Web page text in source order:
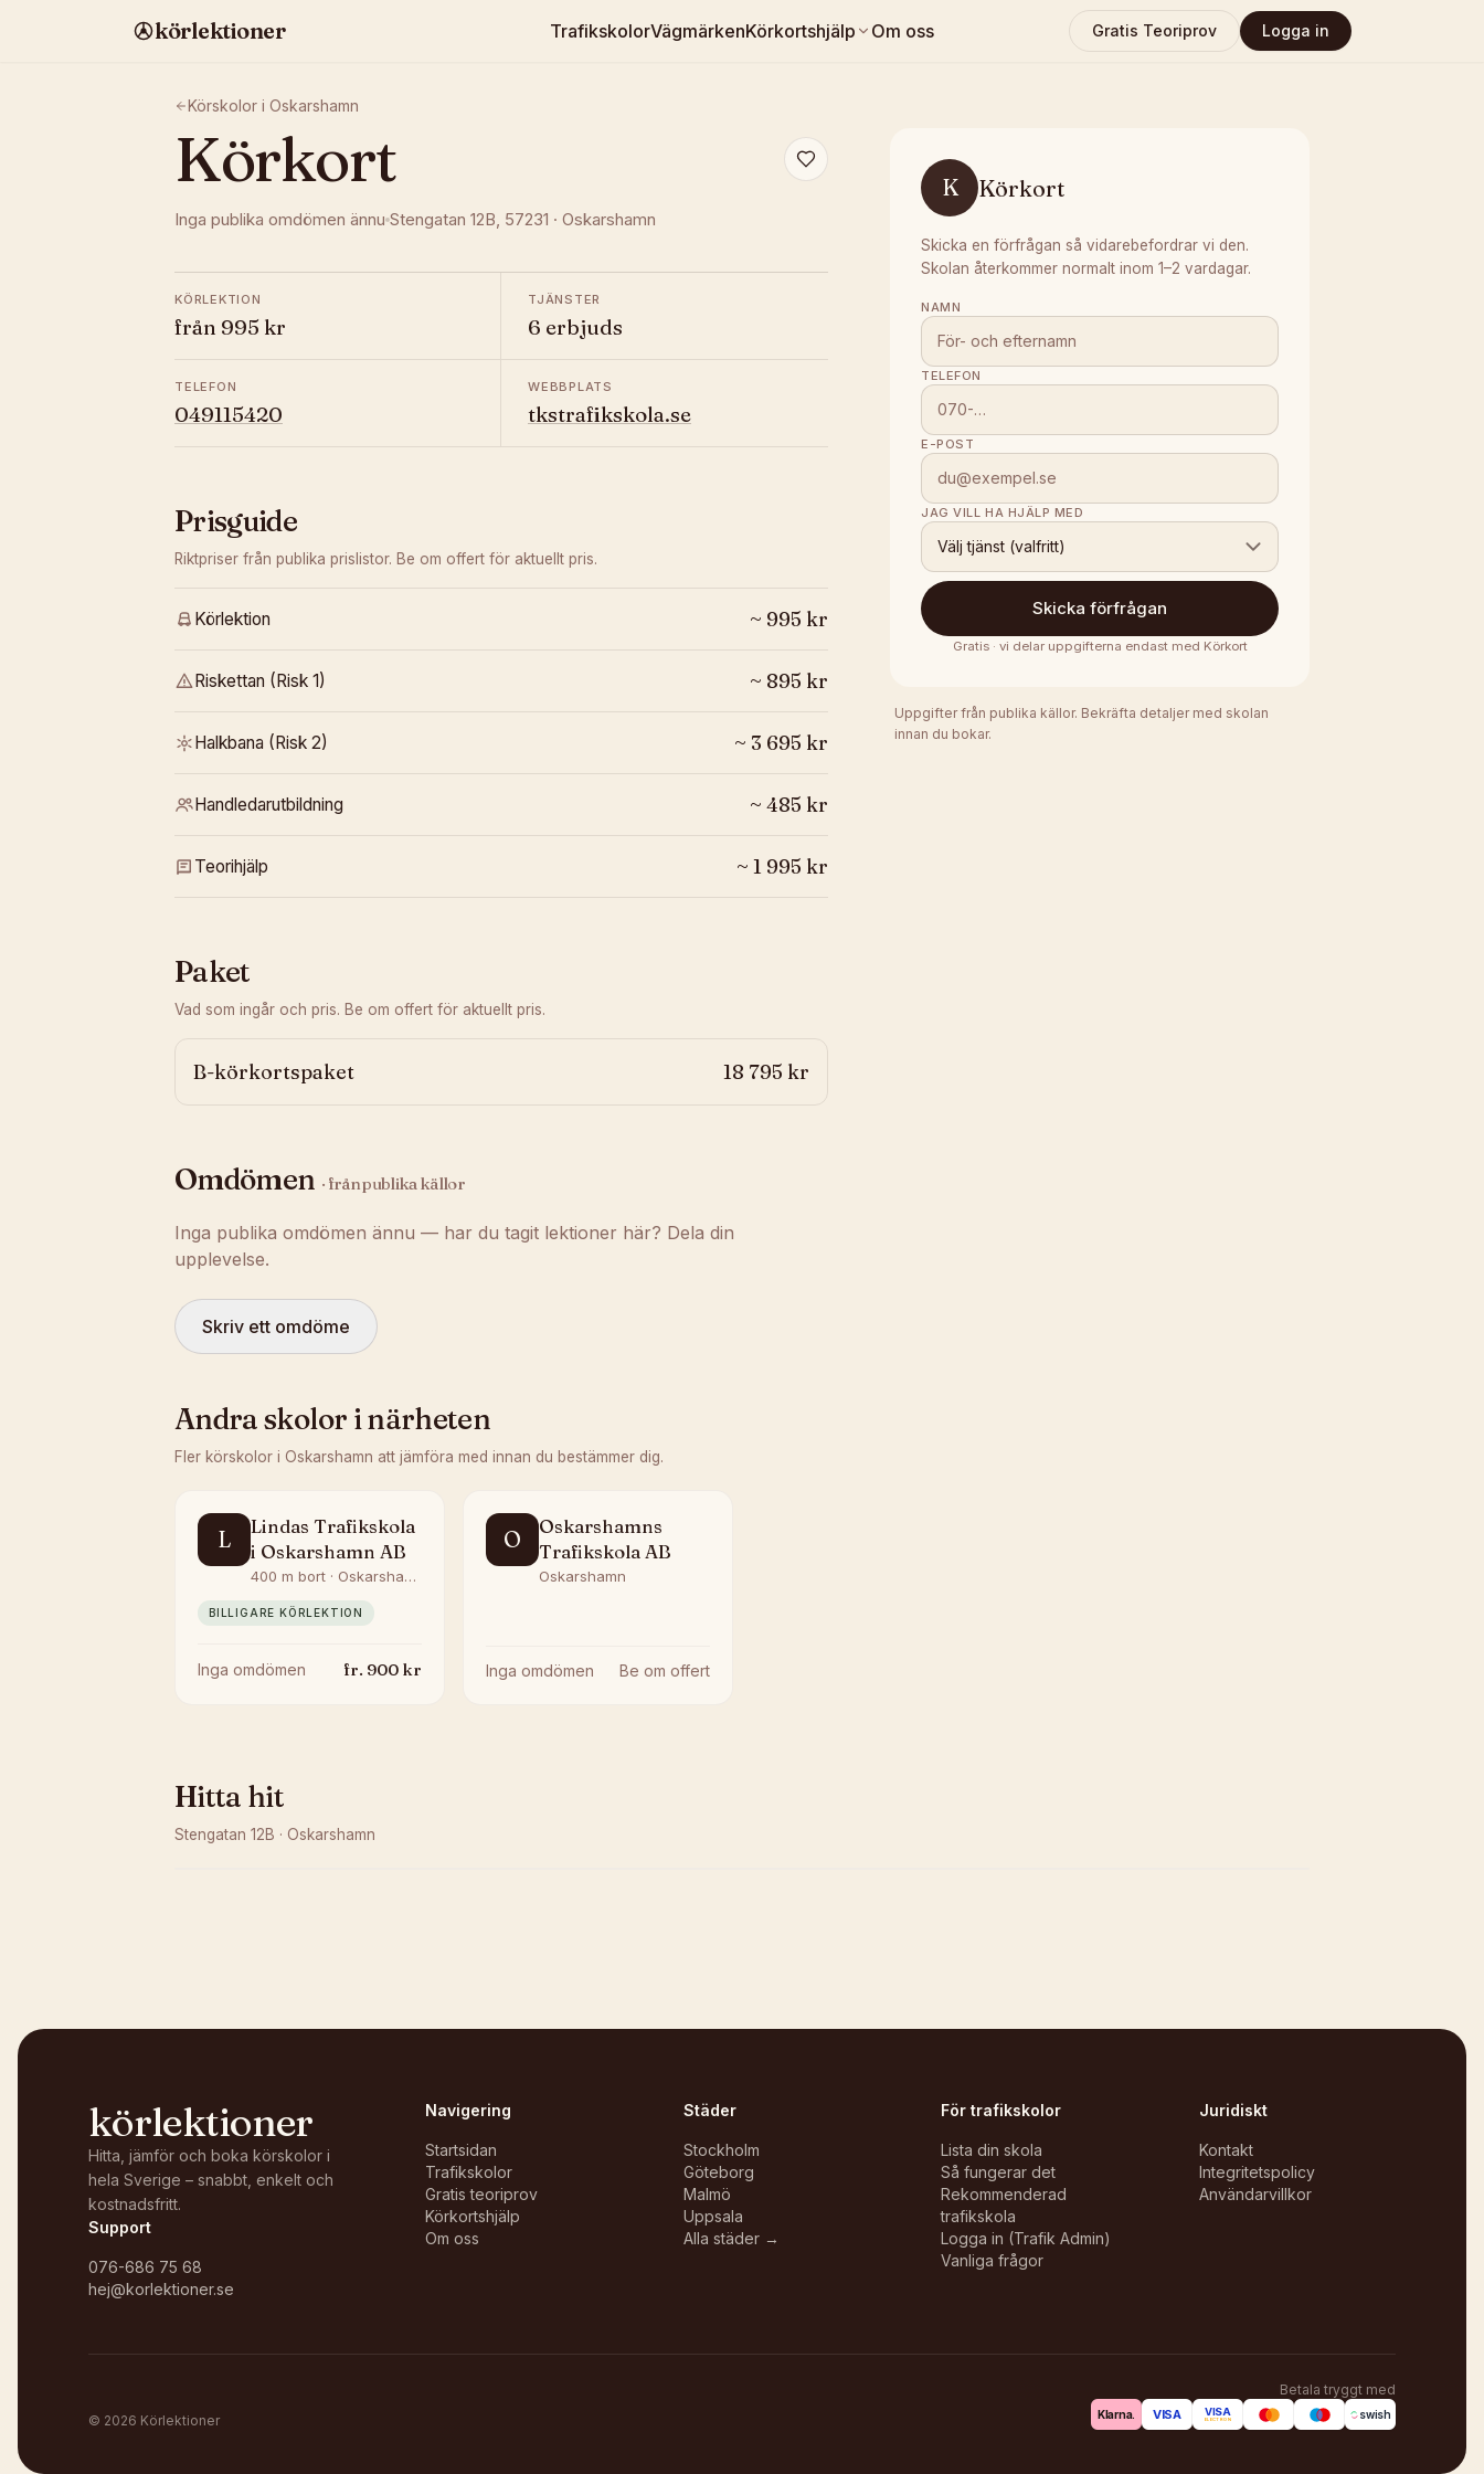
körlektioner TrafikskolorVägmärkenKörkortshjälp Om oss Gratis Teoriprov Logga in
Körskolor i Oskarshamn
Körkort
Inga publika omdömen ännu Stengatan 12B, 57231 · Oskarshamn
KÖRLEKTION
från 995 kr
TJÄNSTER
6 erbjuds
TELEFON
049115420
WEBBPLATS
tkstrafikskola.se
Prisguide
Riktpriser från publika prislistor. Be om offert för aktuellt pris.
Körlektion ~ 995 kr
Riskettan (Risk 1) ~ 895 kr
Halkbana (Risk 2) ~ 3 695 kr
Handledarutbildning ~ 485 kr
Teorihjälp ~ 1 995 kr
Paket
Vad som ingår och pris. Be om offert för aktuellt pris.
B-körkortspaket 18 795 kr
Omdömen · från publika källor
Inga publika omdömen ännu — har du tagit lektioner här? Dela din
upplevelse.
Skriv ett omdöme
K Körkort
Skicka en förfrågan så vidarebefordrar vi den.
Skolan återkommer normalt inom 1–2 vardagar.
NAMN
TELEFON
E-POST
JAG VILL HA HJÄLP MED
Välj tjänst (valfritt)
Skicka förfrågan
Gratis · vi delar uppgifterna endast med Körkort
Uppgifter från publika källor. Bekräfta detaljer med skolan
innan du bokar.
Andra skolor i närheten
Fler körskolor i Oskarshamn att jämföra med innan du bestämmer dig.
L
Lindas Trafikskola
i Oskarshamn AB
400 m bort · Oskarshamn
BILLIGARE KÖRLEKTION
Inga omdömen fr. 900 kr
O
Oskarshamns
Trafikskola AB
Oskarshamn
Inga omdömen Be om offert
Hitta hit
Stengatan 12B · Oskarshamn
körlektioner
Hitta, jämför och boka körskolor i
hela Sverige – snabbt, enkelt och
kostnadsfritt.
Support
076-686 75 68
hej@korlektioner.se
Navigering
Startsidan
Trafikskolor
Gratis teoriprov
Körkortshjälp
Om oss
Städer
Stockholm
Göteborg
Malmö
Uppsala
Alla städer →
För trafikskolor
Lista din skola
Så fungerar det
Rekommenderad
trafikskola
Logga in (Trafik Admin)
Vanliga frågor
Juridiskt
Kontakt
Integritetspolicy
Användarvillkor
© 2026 Körlektioner
Betala tryggt med
Klarna. VISA VISA
ELECTRON swish